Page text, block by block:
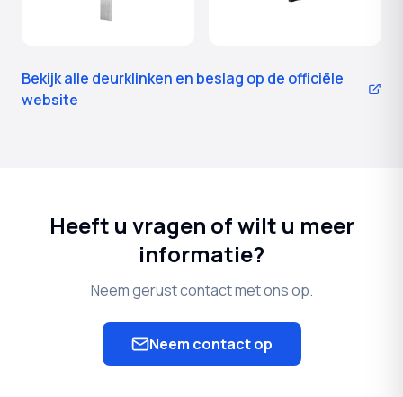
Bekijk alle deurklinken en beslag op de officiële
website
Heeft u vragen of wilt u meer
informatie?
Neem gerust contact met ons op.
Neem contact op